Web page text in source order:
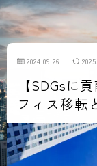
2024.09.26
【SDGsに
フィス移転